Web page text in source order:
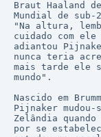
Braut Haaland
Mundial de sub-
"Na altura,
cuidado com
adiantou
nunca teria
mais tarde ele
mundo".
Nascido em
Pijnaker
Zelândia
por se